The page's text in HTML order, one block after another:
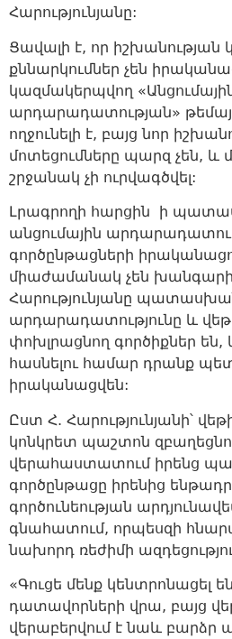
Հարությունյանը:
Ցավալի է, որ իշխանության
քննարկումներ չեն
կազմակերպվող
արդարադատության»
ողջունելի է, բայց նոր
մոտեցումները պարզ չեն, և
շրջանակ չի ուրվագծվել:
Լրագրողի հարցին ի
անցումային
գործընթացների
միաժամանակ չեն խանգարի
Հարությունյանը
արդարադատությունը և
փոխլրացնող գործիքներ են,
հասնելու համար դրանք
իրականացվեն:
Ըստ Հ. Հարությունյանի՝
կոնկրետ պաշտոն
վերահաստատում իրենց
գործընթացը իրենից
գործունեության
գնահատում, որպեսզի
նախորդ ռեժիմի
«Գուցե մենք կենտրոնացել
դատավորների վրա, բայց
վերաբերվում է նաև բարձր